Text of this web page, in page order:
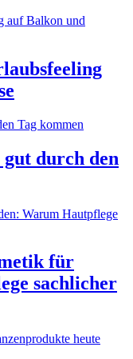
durch den
für
sachlicher